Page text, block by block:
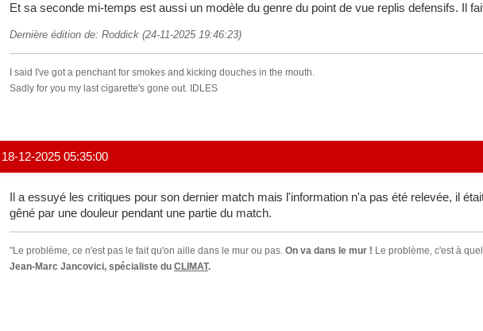
Et sa seconde mi-temps est aussi un modèle du genre du point de vue replis defensifs. Il
Dernière édition de: Roddick (24-11-2025 19:46:23)
I said I've got a penchant for smokes and kicking douches in the mouth.
Sadly for you my last cigarette's gone out. IDLES
18-12-2025 05:35:00
Il a essuyé les critiques pour son dernier match mais l'information n'a pas été relevée, il
gêné par une douleur pendant une partie du match.
"Le problème, ce n'est pas le fait qu'on aille dans le mur ou pas.On va dans le mur ! Le problème, c'est à
Jean-Marc Jancovici, spécialiste duCLIMAT.